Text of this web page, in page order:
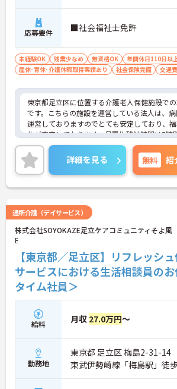
応募要件 ■社会福祉士免許
未経験OK 残業少なめ 無資格OK
年間休日110日以
産休･育休･介護休暇取得実績あり
社会保険完備 交通
東京都足立区に位置する介護老人保健施設で
です。こちらの施設を運営している法人は、病
運営しておりますのでとても安定しており、
生が充実しております。月平均残業時間は5時
なので家庭との両立も可能です。手当も充実
り、頑張りがお給料にしっかりと反映されます
やりがいも大きいです。ご興味のある方は求
の詳細や面接対策ポイントなどをお話させて
きますのでお気軽にお問い合わせくださいま
詳細を見る 無料 紹
通所介護（デイサービス）
株式会社SOYOKAZE足立ケアコミュニティそよ風
E
【東京都／足立区】リフレッシ
サービスにおける生活相談員の
タイム社員＞
給料 月収 27.0万円～
勤務地
東京都 足立区 梅島2-31-14
東武伊勢崎線「梅島駅」徒